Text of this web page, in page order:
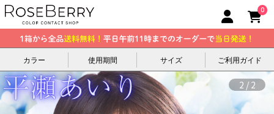
0
カラー 使用期間 サイズ ご利用ガイド
1 / 2